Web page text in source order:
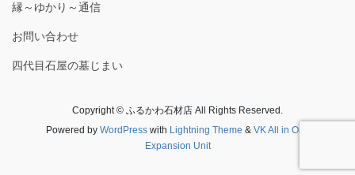
縁～ゆかり～通信
お問い合わせ
四代目石屋の墓じまい
Copyright © ふるかわ石材店 All Rights Reserved.
Powered by WordPresswith Lightning Theme & VK All in One
Expansion Unit